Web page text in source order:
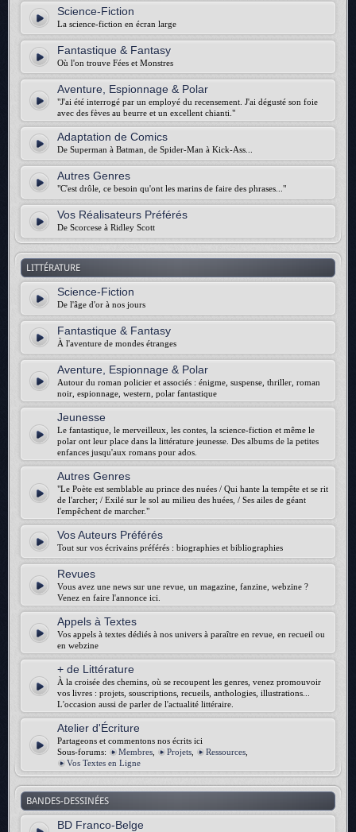
Science-Fiction
La science-fiction en écran large
Fantastique & Fantasy
Où l'on trouve Fées et Monstres
Aventure, Espionnage & Polar
"J'ai été interrogé par un employé du recensement. J'ai dégusté son foie
avec des fèves au beurre et un excellent chianti."
Adaptation de Comics
De Superman à Batman, de Spider-Man à Kick-Ass...
Autres Genres
"C'est drôle, ce besoin qu'ont les marins de faire des phrases..."
Vos Réalisateurs Préférés
De Scorcese à Ridley Scott
LITTÉRATURE
Science-Fiction
De l'âge d'or à nos jours
Fantastique & Fantasy
À l'aventure de mondes étranges
Aventure, Espionnage & Polar
Autour du roman policier et associés : énigme, suspense, thriller, roman
noir, espionnage, western, polar fantastique
Jeunesse
Le fantastique, le merveilleux, les contes, la science-fiction et même le
polar ont leur place dans la littérature jeunesse. Des albums de la petites
enfances jusqu'aux romans pour ados.
Autres Genres
"Le Poète est semblable au prince des nuées / Qui hante la tempête et se rit
de l'archer; / Exilé sur le sol au milieu des huées, / Ses ailes de géant
l'empêchent de marcher."
Vos Auteurs Préférés
Tout sur vos écrivains préférés : biographies et bibliographies
Revues
Vous avez une news sur une revue, un magazine, fanzine, webzine ?
Venez en faire l'annonce ici.
Appels à Textes
Vos appels à textes dédiés à nos univers à paraître en revue, en recueil ou
en webzine
+ de Littérature
À la croisée des chemins, où se recoupent les genres, venez promouvoir
vos livres : projets, souscriptions, recueils, anthologies, illustrations...
L'occasion aussi de parler de l'actualité littéraire.
Atelier d'Écriture
Partageons et commentons nos écrits ici
Sous-forums:
Membres Projets Ressources
Vos Textes en Ligne
BANDES-DESSINÉES
BD Franco-Belge